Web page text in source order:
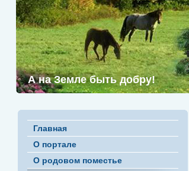
А на Земле быть добру!
Главная
О портале
О родовом поместье